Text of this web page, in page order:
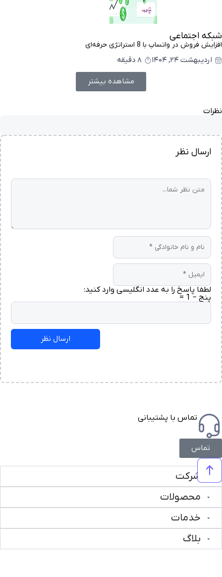
شبکه اجتماعی
افزایش فروش در واتساپ با 8 استراتژی حرفه‌ای
اردیبهشت ۲۴, ۱۴۰۴ 8 دقیقه
مشاهده بیشتر
نظرات
ارسال نظر
لطفا پاسخ را به عدد انگلیسی وارد کنید:
پنج − 1 =
تماس با پشتیبانی
تماس
شرکت
محصولات
خدمات
بلاگ